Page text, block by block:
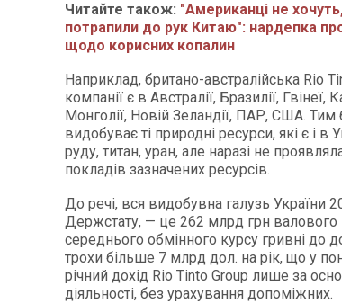
Читайте також: "Американці не
потрапили до рук Китаю": нардепка
щодо корисних копалин
Наприклад, британо-австралійська Rio
компанії є в Австралії, Бразилії, Гвінеї,
Монголії, Новій Зеландії, ПАР, США.
видобуває ті природні ресурси, які є і в
руду, титан, уран, але наразі не
покладів зазначених ресурсів.
До речі, вся видобувна галузь України
Держстату, — це 262 млрд грн валового
середнього обмінного курсу гривні до
трохи більше 7 млрд дол. на рік, що у
річний дохід Rio Tinto Group лише за
діяльності, без урахування допоміжних.